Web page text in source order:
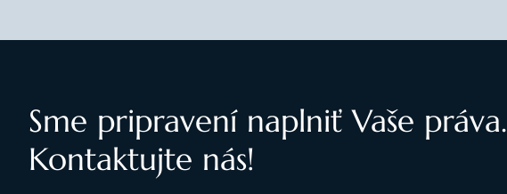
Sme pripravení naplniť Vaše práva.
Kontaktujte nás!